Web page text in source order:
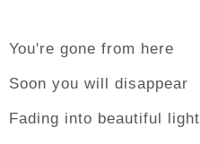
You're gone from here
Soon you will disappear
Fading into beautiful light